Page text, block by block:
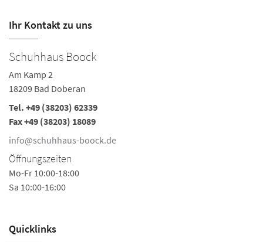
Ihr Kontakt zu uns
Schuhhaus Boock
Am Kamp 2
18209 Bad Doberan
Tel. +49 (38203) 62339
Fax +49 (38203) 18089
info@schuhhaus-boock.de
Öffnungszeiten
Mo-Fr 10:00-18:00
Sa 10:00-16:00
Quicklinks